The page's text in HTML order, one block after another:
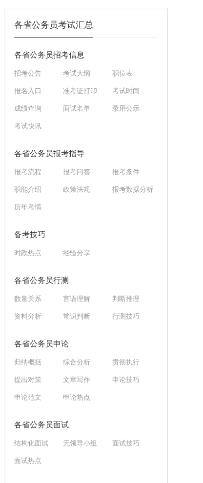
各省公务员考试汇总
各省公务员招考信息
招考公告 考试大纲 职位表
报名入口 准考证打印 考试时间
成绩查询 面试名单 录用公示
考试快讯
各省公务员报考指导
报考流程 报考问答 报考条件
职能介绍 政策法规 报考数据分析
历年考情
备考技巧
时政热点 经验分享
各省公务员行测
数量关系 言语理解 判断推理
资料分析 常识判断 行测技巧
各省公务员申论
归纳概括 综合分析 贯彻执行
提出对策 文章写作 申论技巧
申论范文 申论热点
各省公务员面试
结构化面试 无领导小组 面试技巧
面试热点